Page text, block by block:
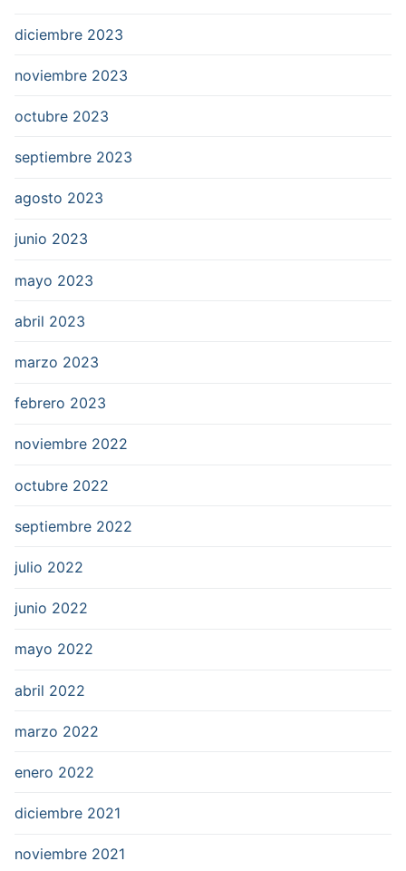
diciembre 2023
noviembre 2023
octubre 2023
septiembre 2023
agosto 2023
junio 2023
mayo 2023
abril 2023
marzo 2023
febrero 2023
noviembre 2022
octubre 2022
septiembre 2022
julio 2022
junio 2022
mayo 2022
abril 2022
marzo 2022
enero 2022
diciembre 2021
noviembre 2021